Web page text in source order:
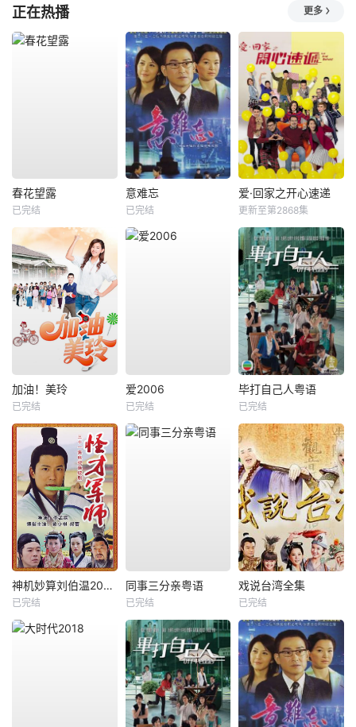
正在热播 更多
春花望露
已完结
意难忘
已完结
爱·回家之开心速递
更新至第2868集
加油！美玲
已完结
爱2006
已完结
毕打自己人粤语
已完结
神机妙算刘伯温2006
已完结
同事三分亲粤语
已完结
戏说台湾全集
已完结